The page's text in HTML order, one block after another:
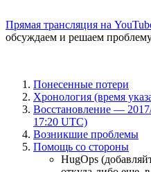
Прямая трансляция на
обсуждаем и решаем
Понесенные потери
Хронология (время
Восстановление —
17:20 UTC)
Возникшие проблемы
Помощь со стороны
HugOps